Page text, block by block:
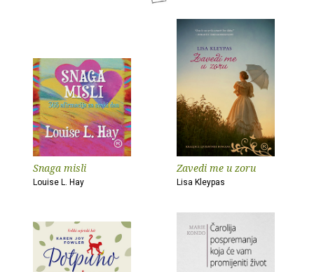
Snaga misli
Louise L. Hay
Zavedi me u zoru
Lisa Kleypas